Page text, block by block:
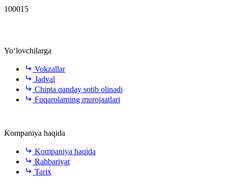
100015
Yo‘lovchilarga
Vokzallar
Jadval
Chipta qanday sotib olinadi
Fuqarolarning murojaatlari
Kompaniya haqida
Kompaniya haqida
Rahbariyat
Tarix